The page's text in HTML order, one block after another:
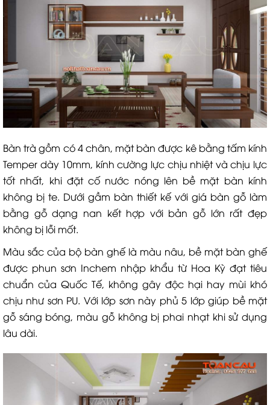
Bàn trà gồm có 4 chân, mặt bàn được kê bằng tấm kính
Temper dày 10mm, kính cường lực chịu nhiệt và chịu lực
tốt nhất, khi đặt cố nước nóng lên bề mặt bàn kính
không bị te. Dưới gầm bàn thiết kế với giá bàn gỗ làm
bằng gỗ dạng nan kết hợp với bản gỗ lớn rất đẹp
không bị lỗi mốt.
Màu sắc của bộ bàn ghế là màu nâu, bề mặt bàn ghế
được phun sơn Inchem nhập khẩu từ Hoa Kỳ đạt tiêu
chuẩn của Quốc Tế, không gây độc hại hay mùi khó
chịu như sơn PU. Với lớp sơn này phủ 5 lớp giúp bề mặt
gỗ sáng bóng, màu gỗ không bị phai nhạt khi sử dụng
lâu dài.